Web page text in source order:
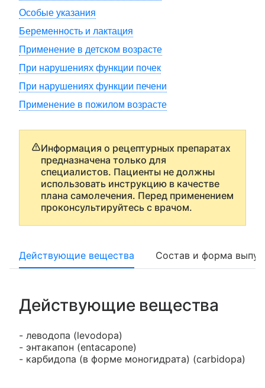
Особые указания
Беременность и лактация
Применение в детском возрасте
При нарушениях функции почек
При нарушениях функции печени
Применение в пожилом возрасте
Информация о рецептурных препаратах
предназначена только для
специалистов. Пациенты не должны
использовать инструкцию в качестве
плана самолечения. Перед применением
проконсультируйтесь с врачом.
Действующие вещества Состав и форма
Действующие вещества
- леводопа (levodopa)
- энтакапон (entacapone)
- карбидопа (в форме моногидрата) (carbidopa)